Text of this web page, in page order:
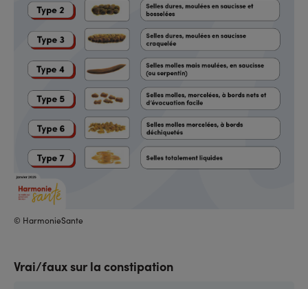
© HarmonieSante
Vrai/faux sur la constipation